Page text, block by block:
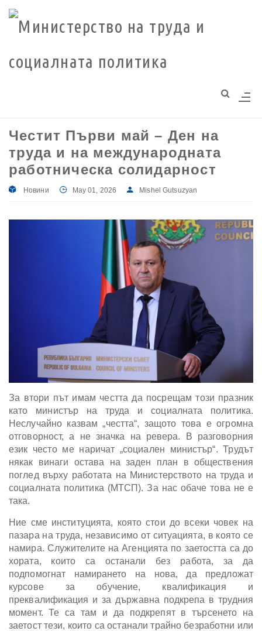
внимание:
достъпност.
Честит Първи май – Ден на
труда и на международната
работническа солидарност
Новини May 01, 2026 Mishel Gutsuzyan
За втори път имам честта да посрещам този празник
като министър на труда и социалната политика.
Неслучайно казвам „честта“, защото това е огромна
отговорност, а не значка на ревера. В разговорния
език често ме наричат „социален министър“. Трудът
някак винаги остава на заден план в обществения
поглед върху работата на Министерството на труда и
социалната политика (МТСП). За нас обаче това не е
така.
Ние сме институцията, която стои до всеки човек на
пазара на труда, независимо от ситуацията, в която се
намира. Служителите на Агенцията по заетостта са до
хората, които са останали без работа, за да
подпомогнат намирането на нова, да предложат
курсове за обучение, квалификация и
преквалификация и за държавна подкрепа в трудния
момент. Те са там и да подкрепят в търсенето на
заетост тези, които са останали трайно безработни или